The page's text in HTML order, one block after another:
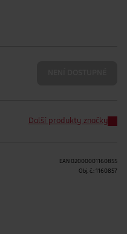
Další produkty značky
EAN 02000001160855
Obj. č.: 1160857